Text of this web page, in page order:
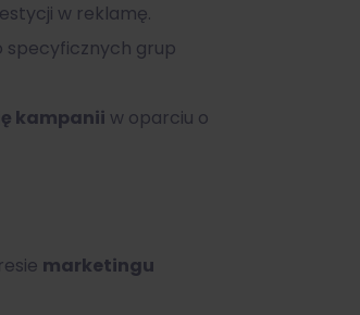
w reklamę.
specyficznych grup
kampanii w oparciu o
marketingu